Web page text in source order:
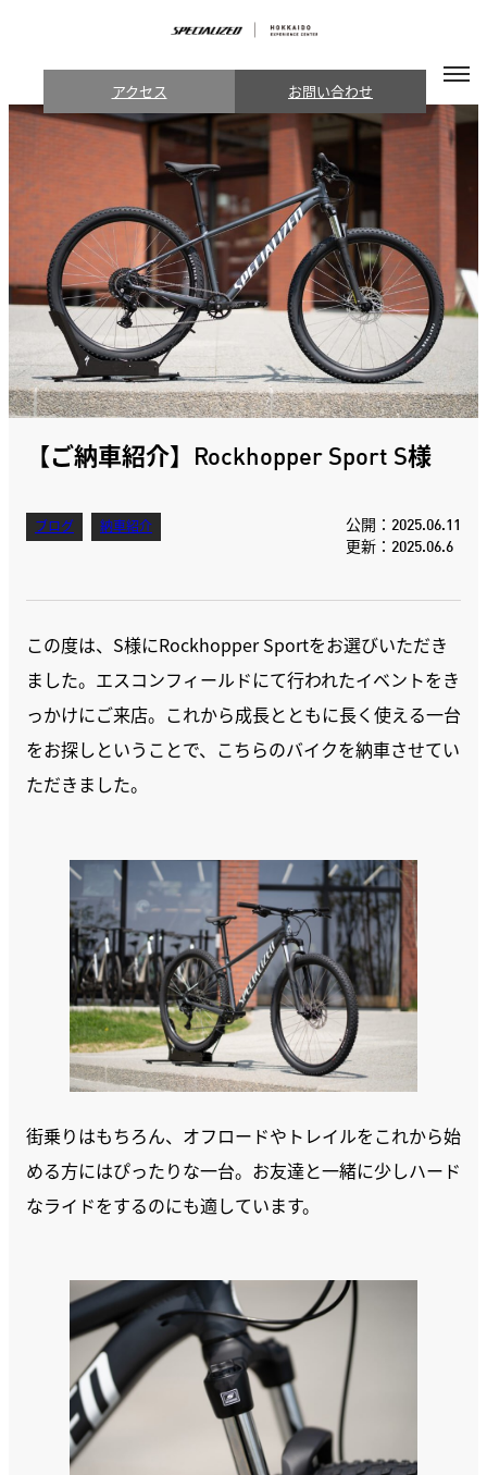
アクセス お問い合わせ
【ご納車紹介】Rockhopper Sport S様
ブログ 納車紹介
公開：2025.06.11
更新：2025.06.6
この度は、S様にRockhopper Sportをお選びいただき
ました。エスコンフィールドにて行われたイベントをき
っかけにご来店。これから成長とともに長く使える一台
をお探しということで、こちらのバイクを納車させてい
ただきました。
街乗りはもちろん、オフロードやトレイルをこれから始
める方にはぴったりな一台。お友達と一緒に少しハード
なライドをするのにも適しています。